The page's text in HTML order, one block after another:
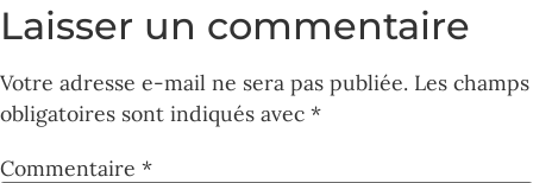
Laisser un commentaire
Votre adresse e-mail ne sera pas publiée. Les champs
obligatoires sont indiqués avec *
Commentaire *